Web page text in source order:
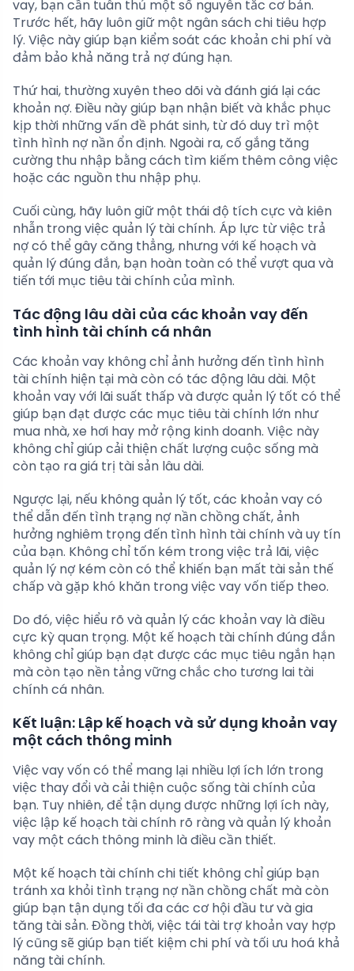
vay, bạn cần tuân thủ một số nguyên tắc cơ bản.
Trước hết, hãy luôn giữ một ngân sách chi tiêu hợp
lý. Việc này giúp bạn kiểm soát các khoản chi phí và
đảm bảo khả năng trả nợ đúng hạn.
Thứ hai, thường xuyên theo dõi và đánh giá lại các
khoản nợ. Điều này giúp bạn nhận biết và khắc phục
kịp thời những vấn đề phát sinh, từ đó duy trì một
tình hình nợ nần ổn định. Ngoài ra, cố gắng tăng
cường thu nhập bằng cách tìm kiếm thêm công việc
hoặc các nguồn thu nhập phụ.
Cuối cùng, hãy luôn giữ một thái độ tích cực và kiên
nhẫn trong việc quản lý tài chính. Áp lực từ việc trả
nợ có thể gây căng thẳng, nhưng với kế hoạch và
quản lý đúng đắn, bạn hoàn toàn có thể vượt qua và
tiến tới mục tiêu tài chính của mình.
Tác động lâu dài của các khoản vay đến
tình hình tài chính cá nhân
Các khoản vay không chỉ ảnh hưởng đến tình hình
tài chính hiện tại mà còn có tác động lâu dài. Một
khoản vay với lãi suất thấp và được quản lý tốt có thể
giúp bạn đạt được các mục tiêu tài chính lớn như
mua nhà, xe hơi hay mở rộng kinh doanh. Việc này
không chỉ giúp cải thiện chất lượng cuộc sống mà
còn tạo ra giá trị tài sản lâu dài.
Ngược lại, nếu không quản lý tốt, các khoản vay có
thể dẫn đến tình trạng nợ nần chồng chất, ảnh
hưởng nghiêm trọng đến tình hình tài chính và uy tín
của bạn. Không chỉ tốn kém trong việc trả lãi, việc
quản lý nợ kém còn có thể khiến bạn mất tài sản thế
chấp và gặp khó khăn trong việc vay vốn tiếp theo.
Do đó, việc hiểu rõ và quản lý các khoản vay là điều
cực kỳ quan trọng. Một kế hoạch tài chính đúng đắn
không chỉ giúp bạn đạt được các mục tiêu ngắn hạn
mà còn tạo nền tảng vững chắc cho tương lai tài
chính cá nhân.
Kết luận: Lập kế hoạch và sử dụng khoản vay
một cách thông minh
Việc vay vốn có thể mang lại nhiều lợi ích lớn trong
việc thay đổi và cải thiện cuộc sống tài chính của
bạn. Tuy nhiên, để tận dụng được những lợi ích này,
việc lập kế hoạch tài chính rõ ràng và quản lý khoản
vay một cách thông minh là điều cần thiết.
Một kế hoạch tài chính chi tiết không chỉ giúp bạn
tránh xa khỏi tình trạng nợ nần chồng chất mà còn
giúp bạn tận dụng tối đa các cơ hội đầu tư và gia
tăng tài sản. Đồng thời, việc tái tài trợ khoản vay hợp
lý cũng sẽ giúp bạn tiết kiệm chi phí và tối ưu hoá khả
năng tài chính.